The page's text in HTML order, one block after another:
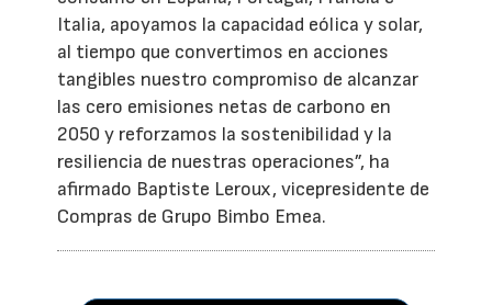
Italia, apoyamos la capacidad eólica y solar,
al tiempo que convertimos en acciones
tangibles nuestro compromiso de alcanzar
las cero emisiones netas de carbono en
2050 y reforzamos la sostenibilidad y la
resiliencia de nuestras operaciones”, ha
afirmado Baptiste Leroux, vicepresidente de
Compras de Grupo Bimbo Emea.